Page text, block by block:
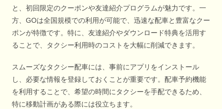
と、初回限定のクーポンや友達紹介プログラムが魅力です。一
方、GOは全国規模での利用が可能で、迅速な配車と豊富なクー
ポンが特徴です。特に、友達紹介やダウンロード特典を活用す
ることで、タクシー利用時のコストを大幅に削減できます。
スムーズなタクシー配車には、事前にアプリをインストール
し、必要な情報を登録しておくことが重要です。配車予約機能
を利用することで、希望の時間にタクシーを手配できるため、
特に移動計画がある際には役立ちます。